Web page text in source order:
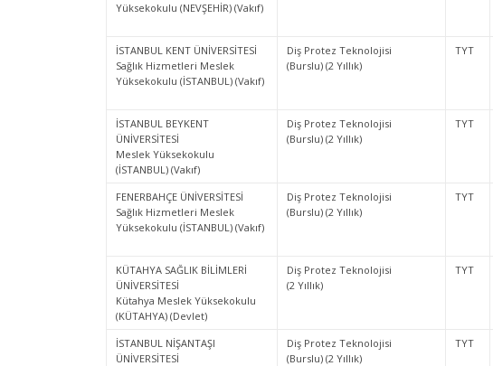
Yüksekokulu (NEVŞEHİR) (Vakıf)
İSTANBUL KENT ÜNİVERSİTESİ
Sağlık Hizmetleri Meslek
Yüksekokulu (İSTANBUL) (Vakıf)
Diş Protez Teknolojisi
(Burslu) (2 Yıllık)
TYT
İSTANBUL BEYKENT
ÜNİVERSİTESİ
Meslek Yüksekokulu
(İSTANBUL) (Vakıf)
Diş Protez Teknolojisi
(Burslu) (2 Yıllık)
TYT
FENERBAHÇE ÜNİVERSİTESİ
Sağlık Hizmetleri Meslek
Yüksekokulu (İSTANBUL) (Vakıf)
Diş Protez Teknolojisi
(Burslu) (2 Yıllık)
TYT
KÜTAHYA SAĞLIK BİLİMLERİ
ÜNİVERSİTESİ
Kütahya Meslek Yüksekokulu
(KÜTAHYA) (Devlet)
Diş Protez Teknolojisi
(2 Yıllık)
TYT
İSTANBUL NİŞANTAŞI
ÜNİVERSİTESİ
Diş Protez Teknolojisi
(Burslu) (2 Yıllık)
TYT